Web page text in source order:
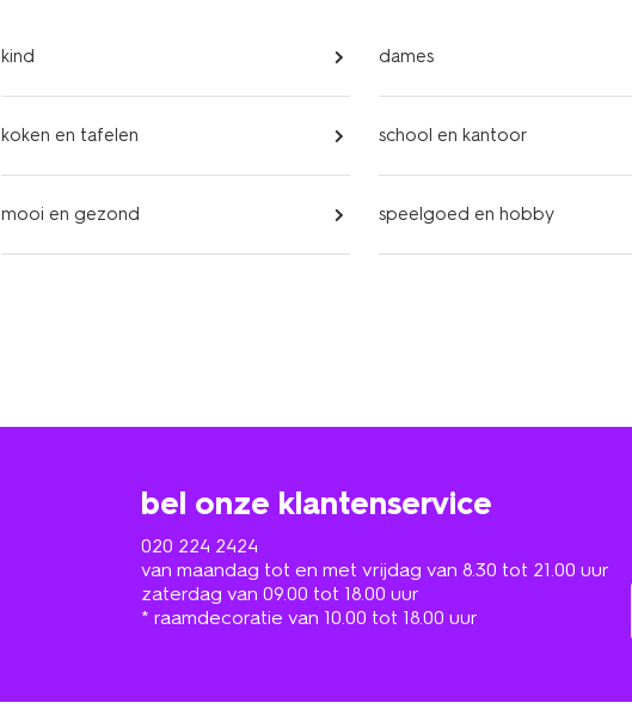
kind dames
koken en tafelen school en kantoor
mooi en gezond speelgoed en hobby
bel onze klantenservice
020 224 2424
van maandag tot en met vrijdag van 8.30 tot 21.00 uur
zaterdag van 09.00 tot 18.00 uur
* raamdecoratie van 10.00 tot 18.00 uur